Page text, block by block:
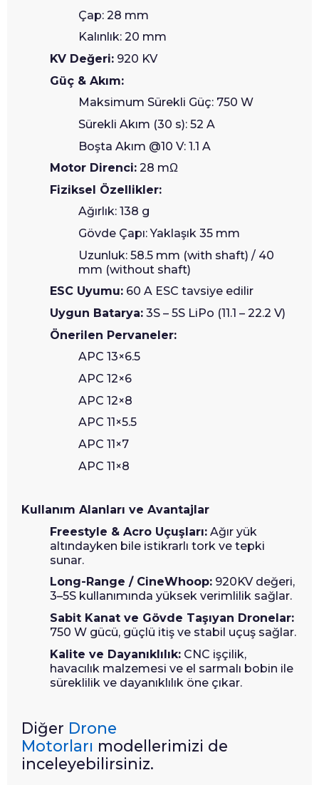
Çap: 28 mm
Kalınlık: 20 mm
KV Değeri: 920 KV
Güç & Akım:
Maksimum Sürekli Güç: 750 W
Sürekli Akım (30 s): 52 A
Boşta Akım @10 V: 1.1 A
Motor Direnci: 28 mΩ
Fiziksel Özellikler:
Ağırlık: 138 g
Gövde Çapı: Yaklaşık 35 mm
Uzunluk: 58.5 mm (with shaft) / 40
mm (without shaft)
ESC Uyumu: 60 A ESC tavsiye edilir
Uygun Batarya: 3S – 5S LiPo (11.1 – 22.2 V)
Önerilen Pervaneler:
APC 13×6.5
APC 12×6
APC 12×8
APC 11×5.5
APC 11×7
APC 11×8
Kullanım Alanları ve Avantajlar
Freestyle & Acro Uçuşları: Ağır yük
altındayken bile istikrarlı tork ve tepki
sunar.
Long-Range / CineWhoop: 920KV değeri,
3–5S kullanımında yüksek verimlilik sağlar.
Sabit Kanat ve Gövde Taşıyan Dronelar:
750 W gücü, güçlü itiş ve stabil uçuş sağlar.
Kalite ve Dayanıklılık: CNC işçilik,
havacılık malzemesi ve el sarmalı bobin ile
süreklilik ve dayanıklılık öne çıkar.
Diğer Drone
Motorları modellerimizi de
inceleyebilirsiniz.